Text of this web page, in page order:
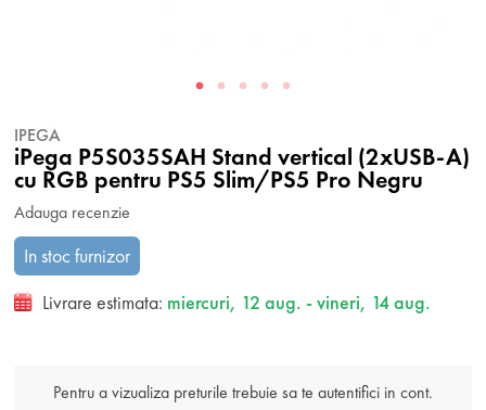
IPEGA
iPega P5S035SAH Stand vertical (2xUSB-A)
cu RGB pentru PS5 Slim/PS5 Pro Negru
Adauga recenzie
In stoc furnizor
Livrare estimata: miercuri, 12 aug. - vineri, 14 aug.
Pentru a vizualiza preturile trebuie sa te autentifici in cont.